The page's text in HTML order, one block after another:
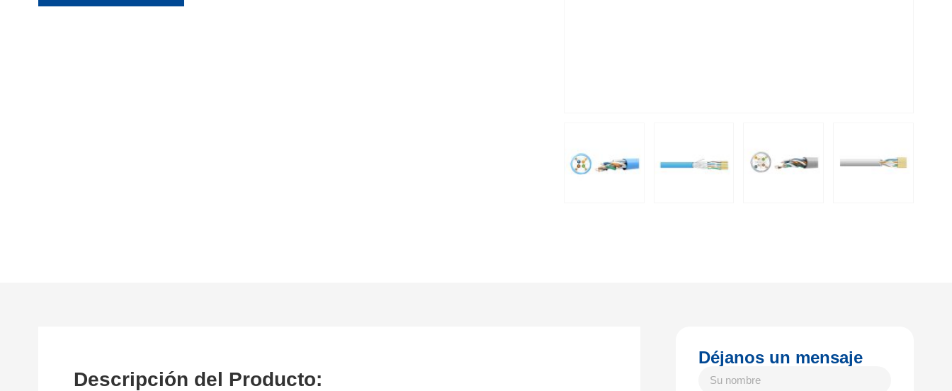
Descripción del Producto:
Déjanos un mensaje